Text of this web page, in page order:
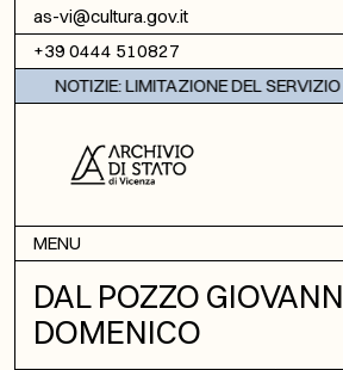
Vai al contenuto
as-vi@cultura.gov.it
+39 0444 510827
NOTIZIE: LIMITAZIONE DEL SERVIZIO
MENU
DAL POZZO
DOMENICO